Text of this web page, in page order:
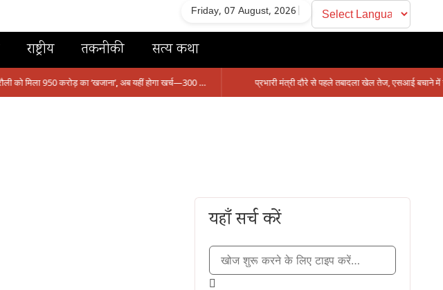
Friday, 07 August, 2026
राष्ट्रीय तकनीकी सत्य कथा
सिंगरौली को मिला 950 करोड़ का ‘खजाना’, अब यहीं होगा खर्च—300 करोड़ की बायपास सड़क को हरी झंडी!
यहाँ सर्च करें